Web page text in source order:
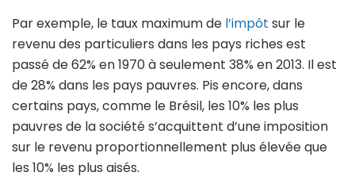
Par exemple, le taux maximum de l’impôt sur le
revenu des particuliers dans les pays riches est
passé de 62% en 1970 à seulement 38% en 2013. Il est
de 28% dans les pays pauvres. Pis encore, dans
certains pays, comme le Brésil, les 10% les plus
pauvres de la société s’acquittent d’une imposition
sur le revenu proportionnellement plus élevée que
les 10% les plus aisés.